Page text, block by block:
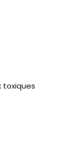
toxiques